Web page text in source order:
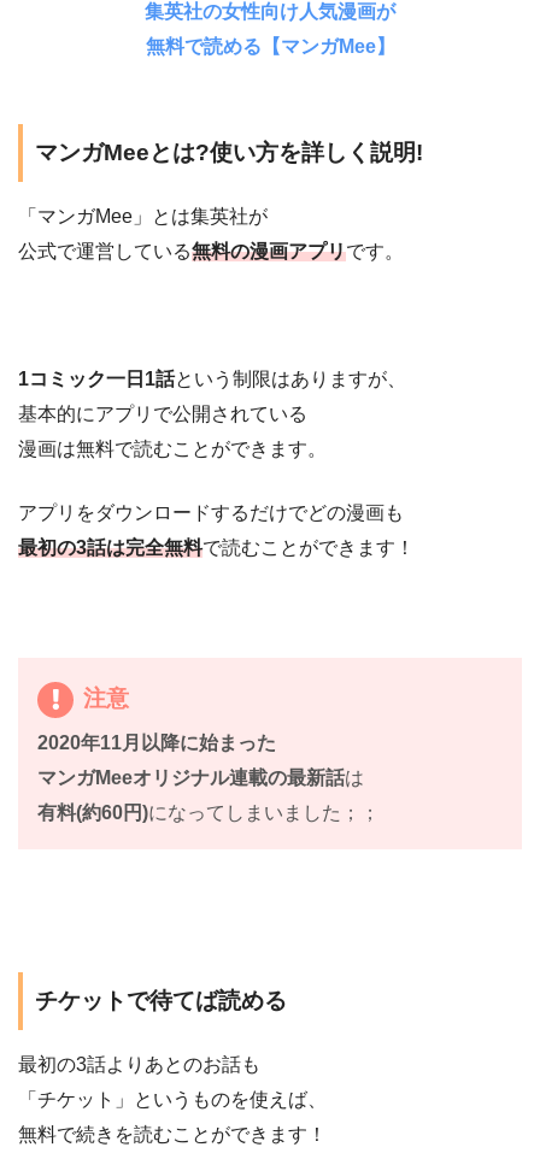
集英社の女性向け人気漫画が
無料で読める【マンガMee】
マンガMeeとは?使い方を詳しく説明!
「マンガMee」とは集英社が
公式で運営している無料の漫画アプリです。
1コミック一日1話という制限はありますが、
基本的にアプリで公開されている
漫画は無料で読むことができます。
アプリをダウンロードするだけでどの漫画も
最初の3話は完全無料で読むことができます！
注意
2020年11月以降に始まった
マンガMeeオリジナル連載の最新話は
有料(約60円)になってしまいました；；
チケットで待てば読める
最初の3話よりあとのお話も
「チケット」というものを使えば、
無料で続きを読むことができます！